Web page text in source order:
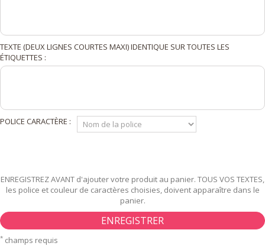
TEXTE (DEUX LIGNES COURTES MAXI) IDENTIQUE SUR TOUTES LES
ÉTIQUETTES :
POLICE CARACTÈRE :
ENREGISTREZ AVANT d'ajouter votre produit au panier. TOUS VOS TEXTES,
les police et couleur de caractères choisies, doivent apparaître dans le
panier.
ENREGISTRER
* champs requis